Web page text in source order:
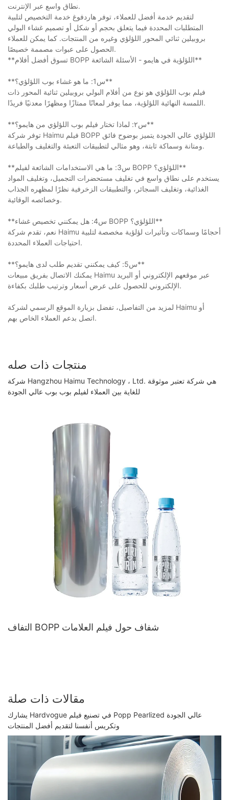
نطاق واسع عبر الإنترنت.
لتقديم خدمة أفضل للعملاء، توفر هاردفوغ خدمة التخصيص لتلبية
المتطلبات المحددة فيما يتعلق بحجم أو شكل أو تصميم غشاء البولي
بروبيلين ثنائي المحور اللؤلؤي وغيره من المنتجات. كما يمكن للعملاء
الحصول على عبوات مصممة خصيصًا.
**تسوق أفضل أفلام BOPP اللؤلؤية في هايمو - الأسئلة الشائعة**
**س1: ما هو غشاء بوب اللؤلؤي؟**
فيلم بوب اللؤلؤي هو نوع من أفلام البولي بروبيلين ثنائية المحور ذات
اللمسة النهائية اللؤلؤية، مما يوفر لمعانًا ممتازًا ومظهرًا معدنيًا فريدًا.
**س٢: لماذا تختار فيلم بوب اللؤلؤي من هايمو؟**
توفر شركة Haimu فيلم BOPP اللؤلؤي عالي الجودة يتميز بوضوح فائق
ومتانة وسماكة ثابتة، وهو مثالي لتطبيقات التعبئة والتغليف والطباعة.
**س3: ما هي الاستخدامات الشائعة لفيلم BOPP اللؤلؤي؟**
يستخدم على نطاق واسع في تغليف مستحضرات التجميل، وتغليف المواد
الغذائية، وتغليف السجائر، والتطبيقات الزخرفية نظرًا لمظهره الجذاب
وخصائصه الوقائية.
**س4: هل يمكنني تخصيص غشاء BOPP اللؤلؤي؟**
نعم، تقدم شركة Haimu أحجامًا وسماكات وتأثيرات لؤلؤية مخصصة لتلبية
احتياجات العملاء المحددة.
**س5: كيف يمكنني تقديم طلب لدى هايمو؟**
يمكنك الاتصال بفريق مبيعات Haimu عبر موقعهم الإلكتروني أو البريد
الإلكتروني للحصول على عرض أسعار وترتيب طلبك بكفاءة.
لمزيد من التفاصيل، تفضل بزيارة الموقع الرسمي لشركة Haimu أو
اتصل بدعم العملاء الخاص بهم.
منتجات ذات صله
شركة Hangzhou Haimu Technology ، Ltd. هي شركة تعتبر موثوقة
للغاية بين العملاء لفيلم بوب بوب عالي الجودة
التفاف BOPP شفاف حول فيلم العلامات
مقالات ذات صلة
يشارك Hardvogue في تصنيع فيلم Popp Pearlized عالي الجودة
وتكريس أنفسنا لتقديم أفضل المنتجات